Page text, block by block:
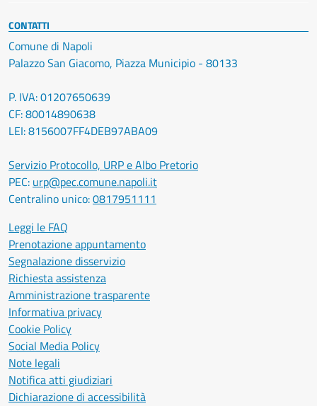
CONTATTI
Comune di Napoli
Palazzo San Giacomo, Piazza Municipio - 80133
P. IVA: 01207650639
CF: 80014890638
LEI: 8156007FF4DEB97ABA09
Servizio Protocollo, URP e Albo Pretorio
PEC: urp@pec.comune.napoli.it
Centralino unico:0817951111
Leggi le FAQ
Prenotazione appuntamento
Segnalazione disservizio
Richiesta assistenza
Amministrazione trasparente
Informativa privacy
Cookie Policy
Social Media Policy
Note legali
Notifica atti giudiziari
Dichiarazione di accessibilità